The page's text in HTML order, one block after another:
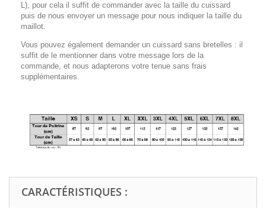
L), pour cela il suffit de commander avec la taille du cuissard
puis de nous envoyer un message pour nous indiquer la taille du
maillot.
Vous pouvez également demander un cuissard sans bretelles : il
suffit de le mentionner dans votre message lors de la
commande, et nous adapterons votre tenue sans frais
supplémentaires.
CARACTÉRISTIQUES :